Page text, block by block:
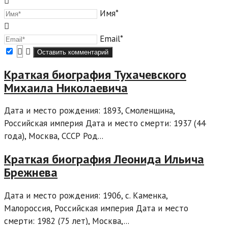
Имя*
Email*
Краткая биография Тухачевского
Михаила Николаевича
Дата и место рождения: 1893, Смоленщина,
Российская империя Дата и место смерти: 1937 (44
года), Москва, СССР Род...
Краткая биография Леонида Ильича
Брежнева
Дата и место рождения: 1906, с. Каменка,
Малороссия, Российская империя Дата и место
смерти: 1982 (75 лет), Москва,...